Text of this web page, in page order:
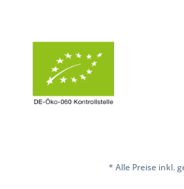
* Alle Preise inkl.